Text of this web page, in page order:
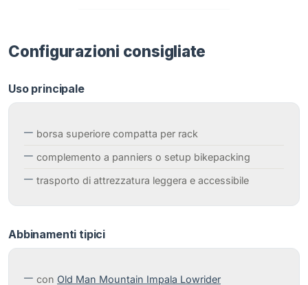
Configurazioni consigliate
Uso principale
borsa superiore compatta per rack
complemento a panniers o setup bikepacking
trasporto di attrezzatura leggera e accessibile
Abbinamenti tipici
con Old Man Mountain Impala Lowrider